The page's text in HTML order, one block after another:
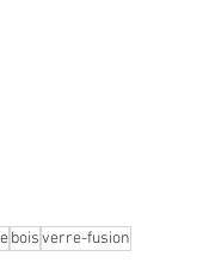
boisverre-fusion